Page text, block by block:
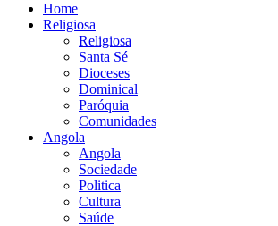
Home
Religiosa
Religiosa
Santa Sé
Dioceses
Dominical
Paróquia
Comunidades
Angola
Angola
Sociedade
Politica
Cultura
Saúde